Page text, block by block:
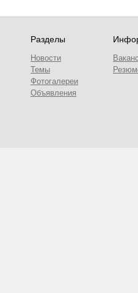
Разделы
Новости
Темы
Фотогалереи
Объявления